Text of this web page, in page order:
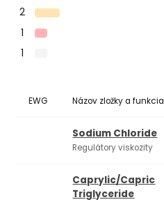
2
1
1
EWG Názov zložky a funkcia
Sodium Chloride
Regulátory viskozity
Caprylic/Capric
Triglyceride